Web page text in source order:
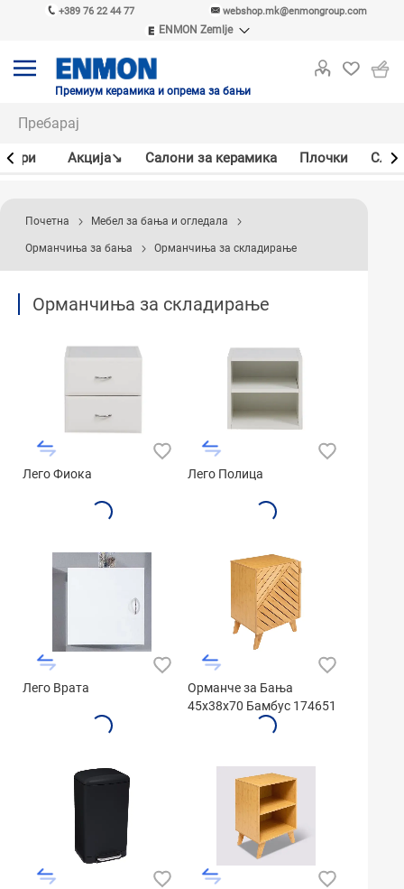
+389 76 22 44 77 webshop.mk@enmongroup.com
ENMON Zemlje
ENMON MKD
Премиум керамика и опрема за бањи
Акцијa↘ Салони за керамика Плочки
Почетна Мебел за бања и огледала
Орманчиња за бања Орманчиња за складирање
Орманчиња за складирање
Лего Фиока Лего Полица
Лего Врата
Орманче за Бања
45x38x70 Бамбус 174651